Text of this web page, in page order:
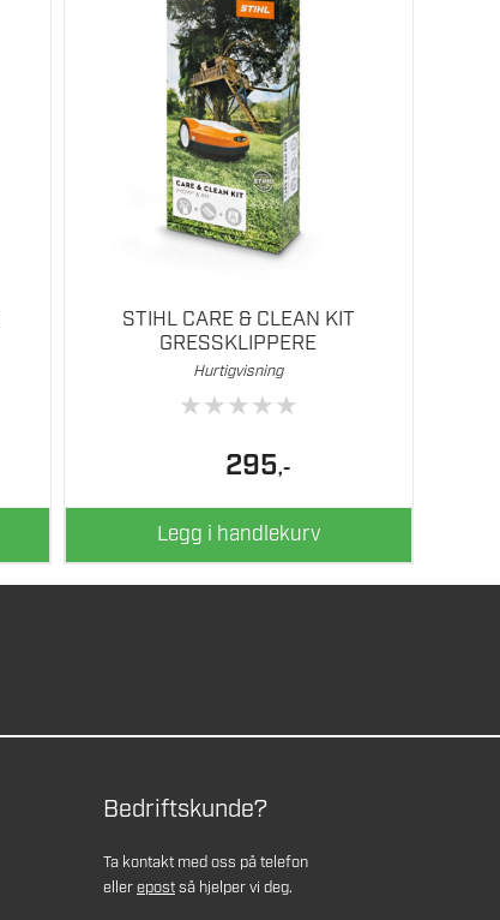
STIHL CARE & CLEAN KIT
GRESSKLIPPERE
Hurtigvisning
★★★★★
295,-
Legg i handlekurv
Bedriftskunde?
Ta kontakt med oss på telefon
ellerepostså hjelper vi deg.